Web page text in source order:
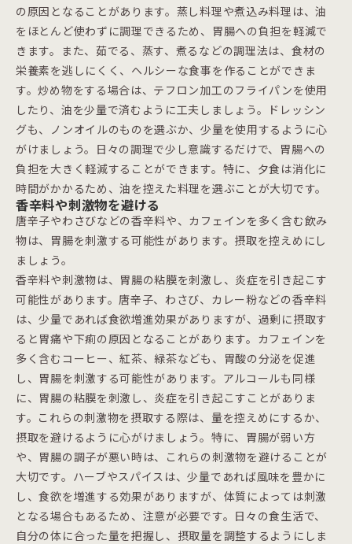
の原因となることがあります。蒸し料理や煮込み料理は、油
をほとんど使わずに調理できるため、胃腸への負担を軽減で
きます。また、茹でる、蒸す、煮るなどの調理法は、食材の
栄養素を逃しにくく、ヘルシーな食事を作ることができま
す。炒め物をする場合は、テフロン加工のフライパンを使用
したり、油を少量で済むように工夫しましょう。ドレッシン
グも、ノンオイルのものを選ぶか、少量を使用するように心
がけましょう。日々の調理で少し意識するだけで、胃腸への
負担を大きく軽減することができます。特に、夕食は消化に
時間がかかるため、油を控えた料理を選ぶことが大切です。
香辛料や刺激物を避ける
唐辛子やわさびなどの香辛料や、カフェインを多く含む飲み
物は、胃腸を刺激する可能性があります。摂取を控えめにし
ましょう。
香辛料や刺激物は、胃腸の粘膜を刺激し、炎症を引き起こす
可能性があります。唐辛子、わさび、カレー粉などの香辛料
は、少量であれば食欲増進効果がありますが、過剰に摂取す
ると胃痛や下痢の原因となることがあります。カフェインを
多く含むコーヒー、紅茶、緑茶なども、胃酸の分泌を促進
し、胃腸を刺激する可能性があります。アルコールも同様
に、胃腸の粘膜を刺激し、炎症を引き起こすことがありま
す。これらの刺激物を摂取する際は、量を控えめにするか、
摂取を避けるように心がけましょう。特に、胃腸が弱い方
や、胃腸の調子が悪い時は、これらの刺激物を避けることが
大切です。ハーブやスパイスは、少量であれば風味を豊かに
し、食欲を増進する効果がありますが、体質によっては刺激
となる場合もあるため、注意が必要です。日々の食生活で、
自分の体に合った量を把握し、摂取量を調整するようにしま